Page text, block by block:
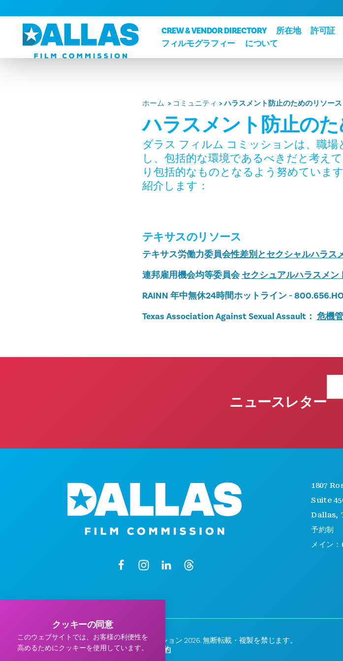
コンテンツへスキップ
CREW & VENDOR DIRECTORY 所在地 許可証
フィルモグラフィー
について
ホーム コミュニティ ハラスメント防止のためのリソース
ハラスメント防止の
ダラス フィルム コミッションは、職
し、包括的な環境であるべきだと考え
り包括的なものとなるよう努めていま
紹介します：
テキサスのリソース
テキサス労働力委員会性差別とセクシャルハラス
連邦雇用機会均等委員会 セクシュアルハラスメン
RAINN 年中無休24時間ホットライン -
Texas Association Against Sexual Assault： 危機
ニュースレター
メ
ア
1807
Suite
Dallas,
予約制
メイン
© ダラス・フィルム・コミッション 2026. 無断転載・複製を禁じます。
プライバシーポリシー|利用規約
クッキーの同意
このウェブサイトでは、お客様の利便性を
高めるためにクッキーを使用しています。